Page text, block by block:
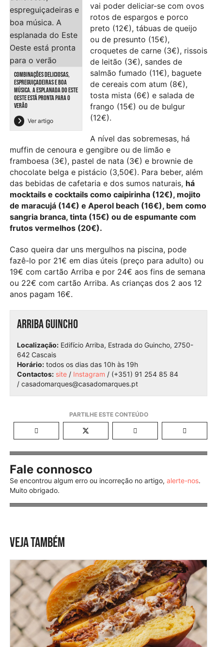
COMBINAÇÕES DELICIOSAS,
ESPREGUIÇADEIRAS E BOA
MÚSICA. A ESPLANADA DO ESTE
OESTE ESTÁ PRONTA PARA O
VERÃO
Ver artigo
vai poder deliciar-se com ovos
rotos de espargos e porco
preto (12€), tábuas de queijo
ou de presunto (15€),
croquetes de carne (3€), rissois
de leitão (3€), sandes de
salmão fumado (11€), baguete
de cereais com atum (8€),
tosta mista (6€) e salada de
frango (15€) ou de bulgur
(12€).
A nível das sobremesas, há
muffin de cenoura e gengibre ou de limão e
framboesa (3€), pastel de nata (3€) e brownie de
chocolate belga e pistácio (3,50€). Para beber, além
das bebidas de cafetaria e dos sumos naturais, há
mocktails e cocktails como caipirinha (12€), mojito
de maracujá (14€) e Aperol beach (16€), bem como
sangria branca, tinta (15€) ou de espumante com
frutos vermelhos (20€).
Caso queira dar uns mergulhos na piscina, pode
fazê-lo por 21€ em dias úteis (preço para adulto) ou
19€ com cartão Arriba e por 24€ aos fins de semana
ou 22€ com cartão Arriba. As crianças dos 2 aos 12
anos pagam 16€.
Arriba Guincho
Localização: Edifício Arriba, Estrada do Guincho, 2750-
642 Cascais
Horário: todos os dias das 10h às 19h
Contactos: site / Instagram / (+351) 91 254 85 84
/ casadomarques@casadomarques.pt
Fale connosco
Se encontrou algum erro ou incorreção no artigo, alerte-nos.
Muito obrigado.
VEJA TAMBÉM